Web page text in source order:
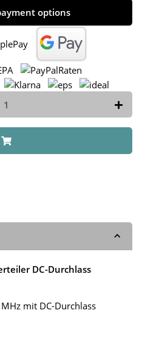
options
DC-Durchlass
mit DC-Durchlass